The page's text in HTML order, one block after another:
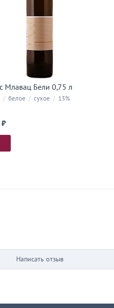
Млавац Бели 0,75 л
/ белое / сухое / 13%
₽
Написать отзыв